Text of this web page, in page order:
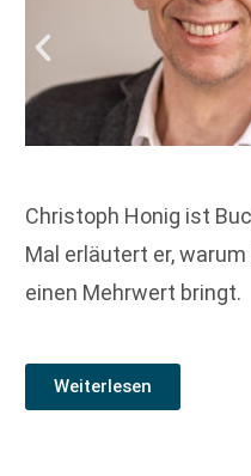
Christoph Honig ist
Mal erläutert er,
einen Mehrwert bringt.
Weiterlesen